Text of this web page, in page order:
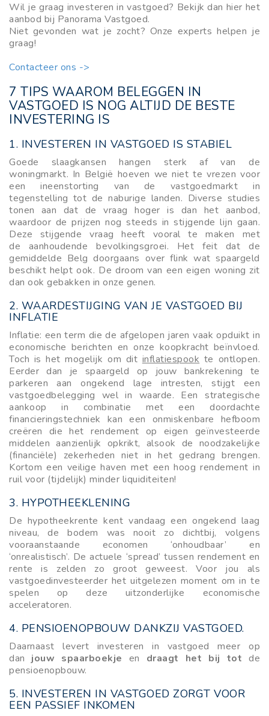
Wil je graag investeren in vastgoed? Bekijk dan hier het
aanbod bij Panorama Vastgoed.
Niet gevonden wat je zocht? Onze experts helpen je
graag!
Contacteer ons ->
7 TIPS WAAROM BELEGGEN IN
VASTGOED IS NOG ALTIJD DE BESTE
INVESTERING IS
1. INVESTEREN IN VASTGOED IS STABIEL
Goede slaagkansen hangen sterk af van de
woningmarkt. In België hoeven we niet te vrezen voor
een ineenstorting van de vastgoedmarkt in
tegenstelling tot de naburige landen. Diverse studies
tonen aan dat de vraag hoger is dan het aanbod,
waardoor de prijzen nog steeds in stijgende lijn gaan.
Deze stijgende vraag heeft vooral te maken met
de aanhoudende bevolkingsgroei. Het feit dat de
gemiddelde Belg doorgaans over flink wat spaargeld
beschikt helpt ook. De droom van een eigen woning zit
dan ook gebakken in onze genen.
2. WAARDESTIJGING VAN JE VASTGOED BIJ
INFLATIE
Inflatie: een term die de afgelopen jaren vaak opduikt in
economische berichten en onze koopkracht beïnvloed.
Toch is het mogelijk om dit inflatiespook te ontlopen.
Eerder dan je spaargeld op jouw bankrekening te
parkeren aan ongekend lage intresten, stijgt een
vastgoedbelegging wel in waarde. Een strategische
aankoop in combinatie met een doordachte
financieringstechniek kan een onmiskenbare hefboom
creëren die het rendement op eigen geïnvesteerde
middelen aanzienlijk opkrikt, alsook de noodzakelijke
(financiële) zekerheden niet in het gedrang brengen.
Kortom een veilige haven met een hoog rendement in
ruil voor (tijdelijk) minder liquiditeiten!
3. HYPOTHEEKLENING
De hypotheekrente kent vandaag een ongekend laag
niveau, de bodem was nooit zo dichtbij, volgens
vooraanstaande economen ‘onhoudbaar’ en
‘onrealistisch’. De actuele ‘spread’ tussen rendement en
rente is zelden zo groot geweest. Voor jou als
vastgoedinvesteerder het uitgelezen moment om in te
spelen op deze uitzonderlijke economische
acceleratoren.
4. PENSIOENOPBOUW DANKZIJ VASTGOED.
Daarnaast levert investeren in vastgoed meer op
dan jouw spaarboekje en draagt het bij tot de
pensioenopbouw.
5. INVESTEREN IN VASTGOED ZORGT VOOR
EEN PASSIEF INKOMEN